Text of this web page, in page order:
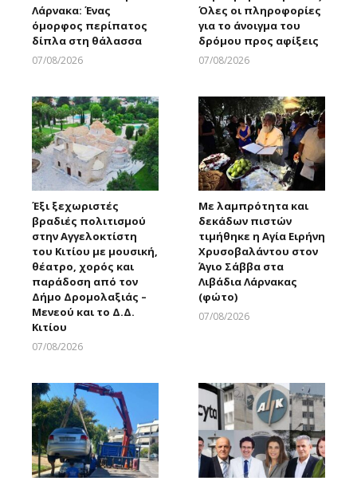
Λάρνακα: Ένας
όμορφος περίπατος
δίπλα στη θάλασσα
07/08/2026
Όλες οι πληροφορίες
για το άνοιγμα του
δρόμου προς αφίξεις
07/08/2026
Έξι ξεχωριστές
βραδιές πολιτισμού
στην Αγγελοκτίστη
του Κιτίου με μουσική,
θέατρο, χορός και
παράδοση από τον
Δήμο Δρομολαξιάς –
Μενεού και το Δ.Δ.
Κιτίου
07/08/2026
Με λαμπρότητα και
δεκάδων πιστών
τιμήθηκε η Αγία Ειρήνη
Χρυσοβαλάντου στον
Άγιο Σάββα στα
Λιβάδια Λάρνακας
(φώτο)
07/08/2026